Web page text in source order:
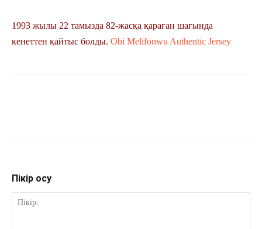
1993 жылы 22 тамызда 82-жасқа қараған шағында
кенеттен қайтыс болды. Obi Melifonwu Authentic Jersey
Пікір қосу